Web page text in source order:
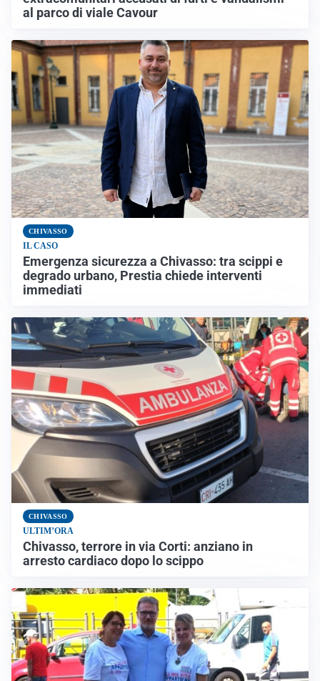
al parco di viale Cavour
CHIVASSO
IL CASO
Emergenza sicurezza a Chivasso: tra scippi e
degrado urbano, Prestia chiede interventi
immediati
CHIVASSO
ULTIM’ORA
Chivasso, terrore in via Corti: anziano in
arresto cardiaco dopo lo scippo